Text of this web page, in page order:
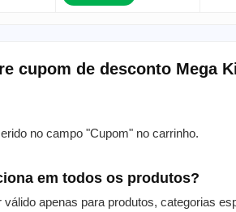
cupom de desconto Mega
no campo "Cupom" no carrinho.
em todos os produtos?
apenas para produtos, categorias